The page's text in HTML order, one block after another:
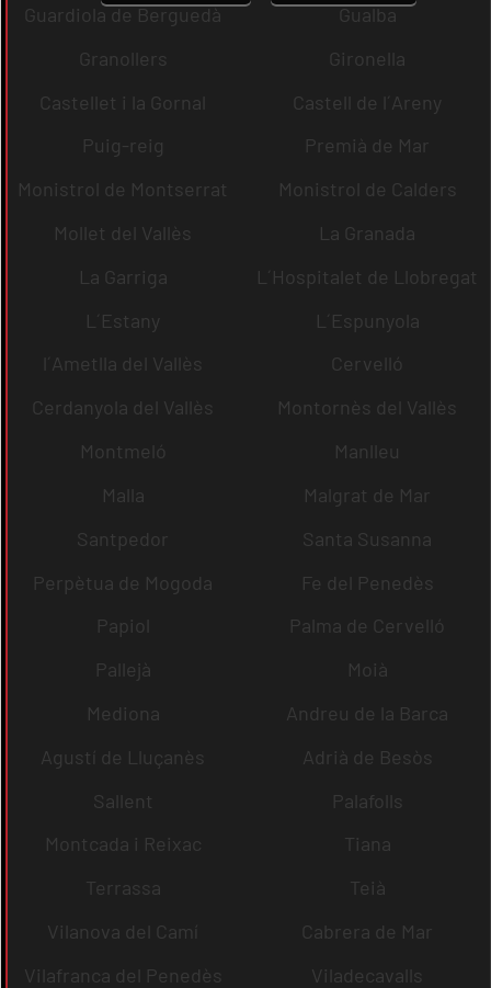
Guardiola de Berguedà
Gualba
Granollers
Gironella
Castellet i la Gornal
Castell de l´Areny
Puig-reig
Premià de Mar
Monistrol de Montserrat
Monistrol de Calders
Mollet del Vallès
La Granada
La Garriga
L´Hospitalet de Llobregat
L´Estany
L´Espunyola
l´Ametlla del Vallès
Cervelló
Cerdanyola del Vallès
Montornès del Vallès
Montmeló
Manlleu
Malla
Malgrat de Mar
Santpedor
Santa Susanna
Perpètua de Mogoda
Fe del Penedès
Papiol
Palma de Cervelló
Pallejà
Moià
Mediona
Andreu de la Barca
Agustí de Lluçanès
Adrià de Besòs
Sallent
Palafolls
Montcada i Reixac
Tiana
Terrassa
Teià
Vilanova del Camí
Cabrera de Mar
Vilafranca del Penedès
Viladecavalls